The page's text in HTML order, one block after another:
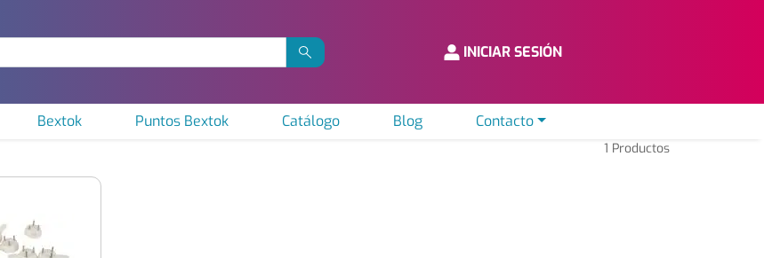
INICIAR SESIÓN
Bextok Puntos Bextok Catálogo Blog Contacto
1 Productos